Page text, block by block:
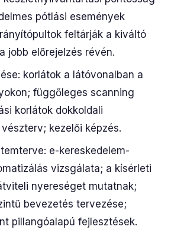
pótlási események
feltárják a kiváltó
jobb előrejelzés révén.
korlátok a látóvonalban a
függőleges scanning
korlátok dokkoldali
kezelői képzés.
e-kereskedelem-
vizsgálata; a kísérleti
nyereséget mutatnak;
bevezetés tervezése;
pillangóalapú fejlesztések.